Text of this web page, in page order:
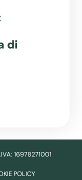
di
16978271001
POLICY